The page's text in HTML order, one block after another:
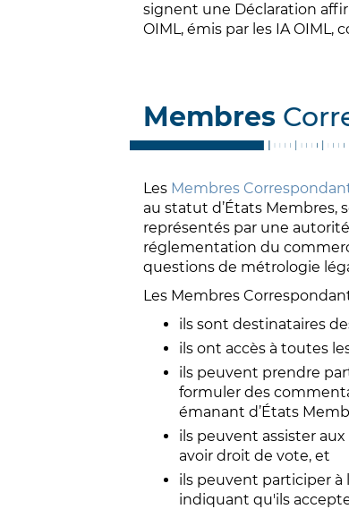
signent une Déclaration
OIML, émis par les IA
Membres
Les Membres
au statut d’États Membres,
représentés par une
réglementation du
questions de métrologie
Les Membres
ils sont destinataires
ils ont accès à toutes
ils peuvent prendre
formuler des
émanant d’États
ils peuvent assister
avoir droit de vote, et
ils peuvent participer à
indiquant qu'ils